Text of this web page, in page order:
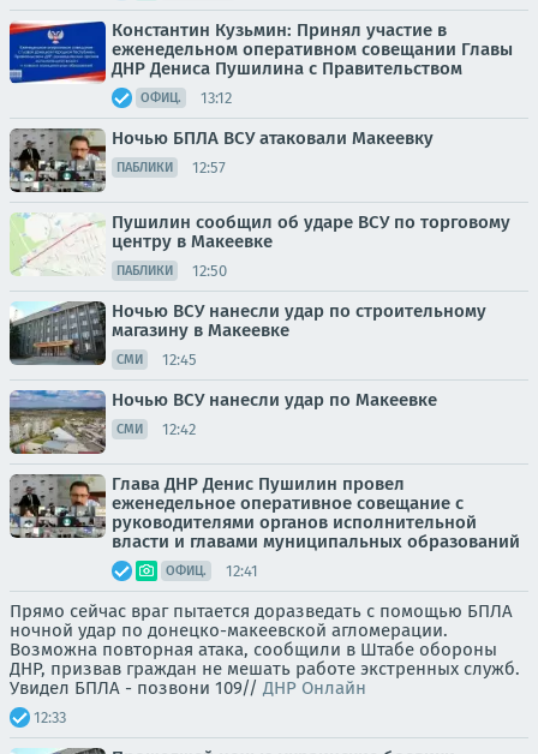
Константин Кузьмин: Принял участие в
еженедельном оперативном совещании Главы
ДНР Дениса Пушилина с Правительством
ОФИЦ. 13:12
Ночью БПЛА ВСУ атаковали Макеевку
ПАБЛИКИ 12:57
Пушилин сообщил об ударе ВСУ по торговому
центру в Макеевке
ПАБЛИКИ 12:50
Ночью ВСУ нанесли удар по строительному
магазину в Макеевке
СМИ 12:45
Ночью ВСУ нанесли удар по Макеевке
СМИ 12:42
Глава ДНР Денис Пушилин провел
еженедельное оперативное совещание с
руководителями органов исполнительной
власти и главами муниципальных образований
ОФИЦ. 12:41
Прямо сейчас враг пытается доразведать с помощью БПЛА
ночной удар по донецко-макеевской агломерации.
Возможна повторная атака, сообщили в Штабе обороны
ДНР, призвав граждан не мешать работе экстренных служб.
Увидел БПЛА - позвони 109// ДНР Онлайн
12:33